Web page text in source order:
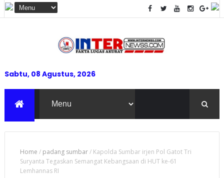
Sabtu, 08 Agustus, 2026
Home / padang sumbar/ Kapolda Sumbar irjen Pol Gatot Tri
Suryanta Tegaskan Semangat Kebangsaan di HUT ke-61
Lemhannas RI